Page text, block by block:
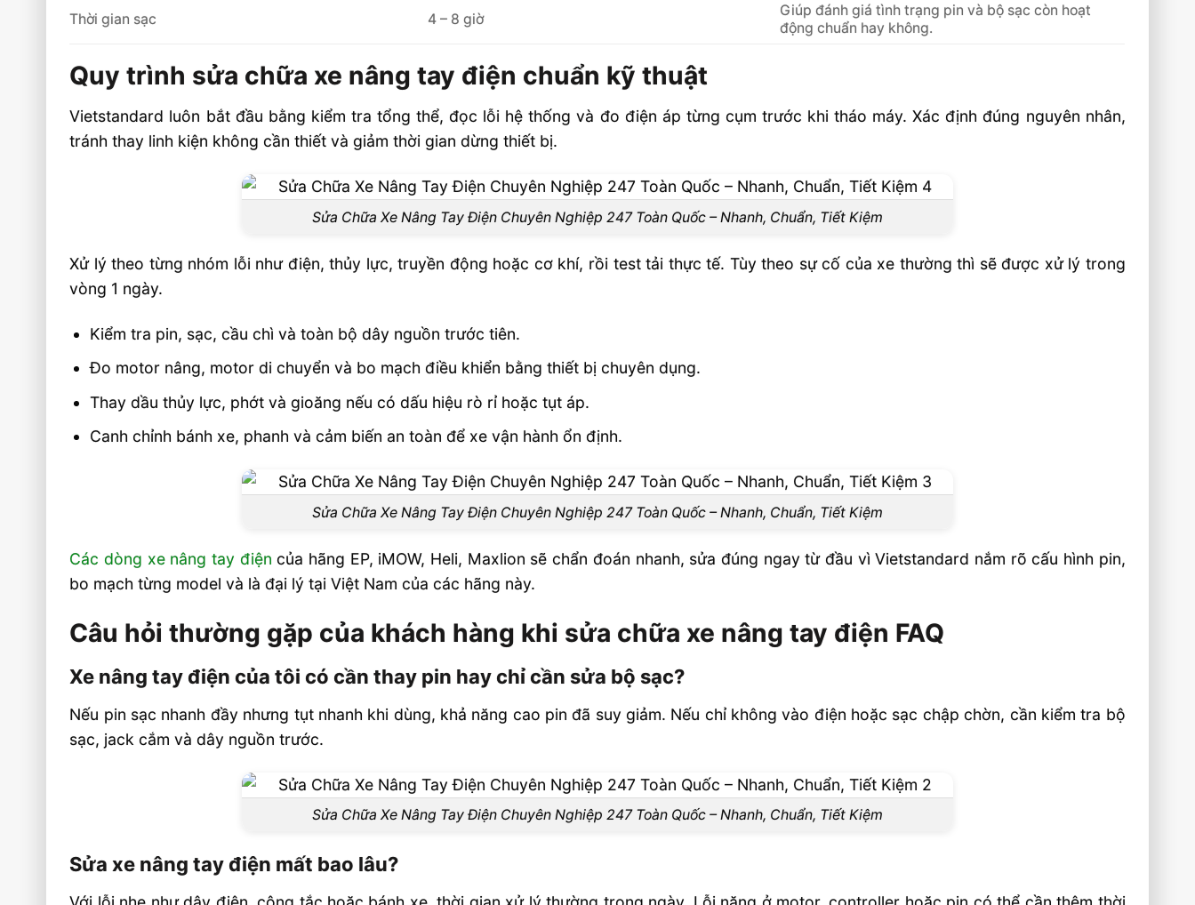
Thời gian sạc 4 – 8 giờ
Giúp đánh giá tình trạng pin và bộ sạc còn hoạt
động chuẩn hay không.
Quy trình sửa chữa xe nâng tay điện chuẩn kỹ thuật
Vietstandard luôn bắt đầu bằng kiểm tra tổng thể, đọc lỗi hệ thống và đo điện áp từng cụm trước khi tháo máy. Xác định đúng nguyên nhân,
tránh thay linh kiện không cần thiết và giảm thời gian dừng thiết bị.
Sửa Chữa Xe Nâng Tay Điện Chuyên Nghiệp 247 Toàn Quốc – Nhanh, Chuẩn, Tiết Kiệm
Xử lý theo từng nhóm lỗi như điện, thủy lực, truyền động hoặc cơ khí, rồi test tải thực tế. Tùy theo sự cố của xe thường thì sẽ được xử lý trong
vòng 1 ngày.
Kiểm tra pin, sạc, cầu chì và toàn bộ dây nguồn trước tiên.
Đo motor nâng, motor di chuyển và bo mạch điều khiển bằng thiết bị chuyên dụng.
Thay dầu thủy lực, phớt và gioăng nếu có dấu hiệu rò rỉ hoặc tụt áp.
Canh chỉnh bánh xe, phanh và cảm biến an toàn để xe vận hành ổn định.
Sửa Chữa Xe Nâng Tay Điện Chuyên Nghiệp 247 Toàn Quốc – Nhanh, Chuẩn, Tiết Kiệm
Các dòng xe nâng tay điện của hãng EP, iMOW, Heli, Maxlion sẽ chẩn đoán nhanh, sửa đúng ngay từ đầu vì Vietstandard nắm rõ cấu hình pin,
bo mạch từng model và là đại lý tại Việt Nam của các hãng này.
Câu hỏi thường gặp của khách hàng khi sửa chữa xe nâng tay điện FAQ
Xe nâng tay điện của tôi có cần thay pin hay chỉ cần sửa bộ sạc?
Nếu pin sạc nhanh đầy nhưng tụt nhanh khi dùng, khả năng cao pin đã suy giảm. Nếu chỉ không vào điện hoặc sạc chập chờn, cần kiểm tra bộ
sạc, jack cắm và dây nguồn trước.
Sửa Chữa Xe Nâng Tay Điện Chuyên Nghiệp 247 Toàn Quốc – Nhanh, Chuẩn, Tiết Kiệm
Sửa xe nâng tay điện mất bao lâu?